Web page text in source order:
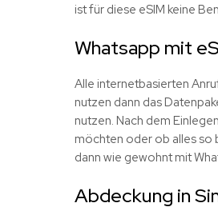
ist für diese eSIM keine
Whatsapp mit
Alle internetbasierten
nutzen dann das
nutzen. Nach dem
möchten oder ob alles so
dann wie gewohnt mit
Abdeckung in